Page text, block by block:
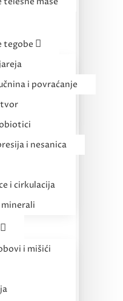
tegobe
i povraćanje
i nesanica
i cirkulacija
i mišići